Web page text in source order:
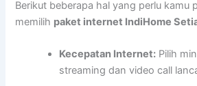
Berikut beberapa hal yang perlu kamu
memilih paket internet IndiHome
Kecepatan Internet: Pilih
streaming dan video call